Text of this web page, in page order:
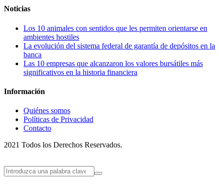
Noticias
Los 10 animales con sentidos que les permiten orientarse en
ambientes hostiles
La evolución del sistema federal de garantía de depósitos en la
banca
Las 10 empresas que alcanzaron los valores bursátiles más
significativos en la historia financiera
Información
Quiénes somos
Políticas de Privacidad
Contacto
2021 Todos los Derechos Reservados.